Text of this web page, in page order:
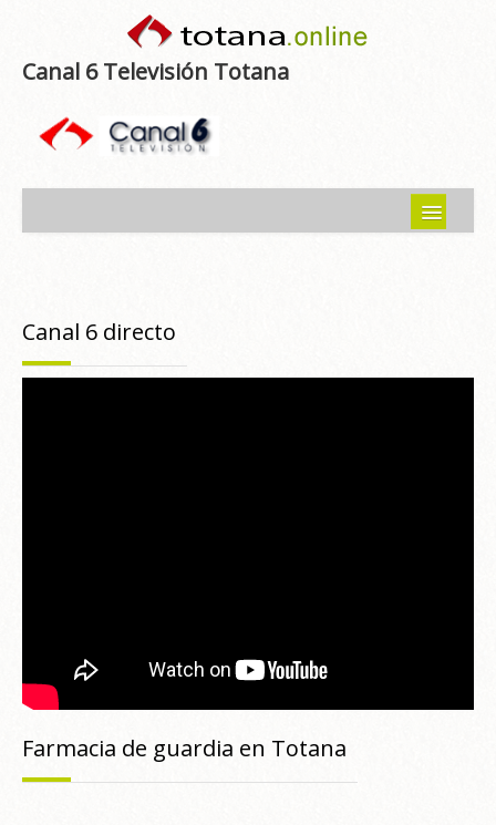
Canal 6 Televisión Totana
Programas emitidos
Canal 6 directo
Farmacia de guardia en Totana